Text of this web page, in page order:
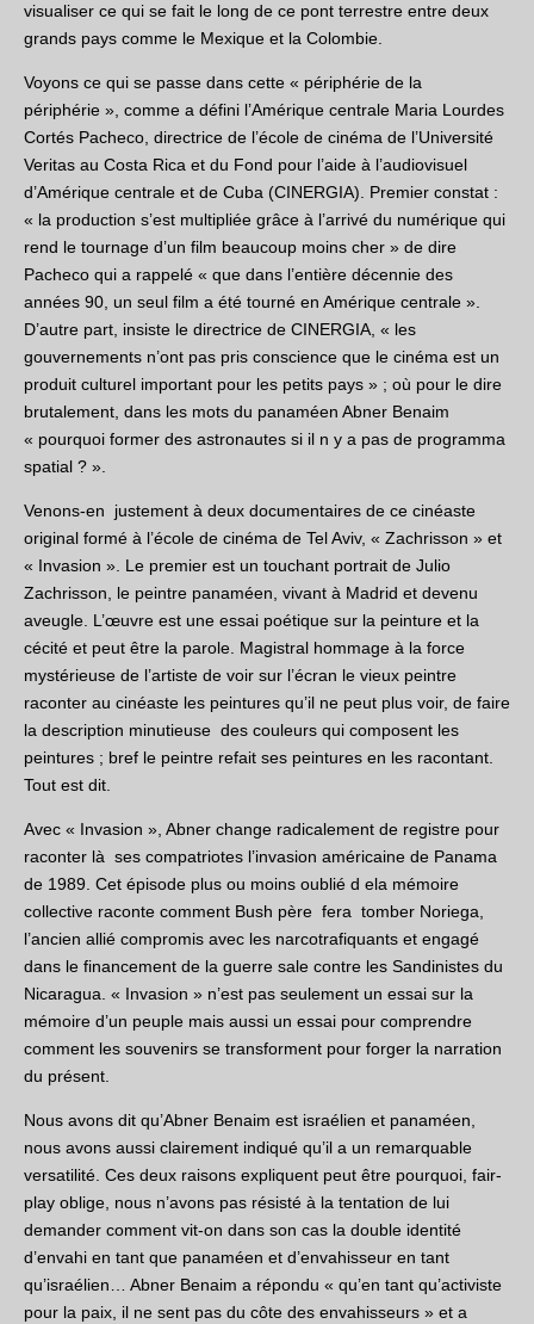
visualiser ce qui se fait le long de ce pont terrestre entre deux
grands pays comme le Mexique et la Colombie.
Voyons ce qui se passe dans cette « périphérie de la
périphérie », comme a défini l’Amérique centrale Maria Lourdes
Cortés Pacheco, directrice de l’école de cinéma de l’Université
Veritas au Costa Rica et du Fond pour l’aide à l’audiovisuel
d’Amérique centrale et de Cuba (CINERGIA). Premier constat :
« la production s’est multipliée grâce à l’arrivé du numérique qui
rend le tournage d’un film beaucoup moins cher » de dire
Pacheco qui a rappelé « que dans l’entière décennie des
années 90, un seul film a été tourné en Amérique centrale ».
D’autre part, insiste le directrice de CINERGIA, « les
gouvernements n’ont pas pris conscience que le cinéma est un
produit culturel important pour les petits pays » ; où pour le dire
brutalement, dans les mots du panaméen Abner Benaim
« pourquoi former des astronautes si il n y a pas de programma
spatial ? ».
Venons-en justement à deux documentaires de ce cinéaste
original formé à l’école de cinéma de Tel Aviv, « Zachrisson » et
« Invasion ». Le premier est un touchant portrait de Julio
Zachrisson, le peintre panaméen, vivant à Madrid et devenu
aveugle. L’œuvre est une essai poétique sur la peinture et la
cécité et peut être la parole. Magistral hommage à la force
mystérieuse de l’artiste de voir sur l’écran le vieux peintre
raconter au cinéaste les peintures qu’il ne peut plus voir, de faire
la description minutieuse des couleurs qui composent les
peintures ; bref le peintre refait ses peintures en les racontant.
Tout est dit.
Avec « Invasion », Abner change radicalement de registre pour
raconter là ses compatriotes l’invasion américaine de Panama
de 1989. Cet épisode plus ou moins oublié d ela mémoire
collective raconte comment Bush père fera tomber Noriega,
l’ancien allié compromis avec les narcotrafiquants et engagé
dans le financement de la guerre sale contre les Sandinistes du
Nicaragua. « Invasion » n’est pas seulement un essai sur la
mémoire d’un peuple mais aussi un essai pour comprendre
comment les souvenirs se transforment pour forger la narration
du présent.
Nous avons dit qu’Abner Benaim est israélien et panaméen,
nous avons aussi clairement indiqué qu’il a un remarquable
versatilité. Ces deux raisons expliquent peut être pourquoi, fair-
play oblige, nous n’avons pas résisté à la tentation de lui
demander comment vit-on dans son cas la double identité
d’envahi en tant que panaméen et d’envahisseur en tant
qu’israélien… Abner Benaim a répondu « qu’en tant qu’activiste
pour la paix, il ne sent pas du côte des envahisseurs » et a